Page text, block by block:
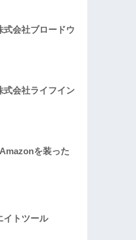
会社ブロードウ
会社ライフイン
を装った
トツール